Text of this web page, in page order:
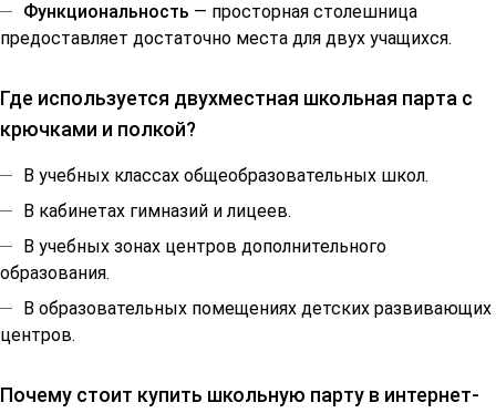
Функциональность — просторная столешница
предоставляет достаточно места для двух учащихся.
Где используется двухместная школьная парта с
крючками и полкой?
В учебных классах общеобразовательных школ.
В кабинетах гимназий и лицеев.
В учебных зонах центров дополнительного
образования.
В образовательных помещениях детских развивающих
центров.
Почему стоит купить школьную парту в интернет-